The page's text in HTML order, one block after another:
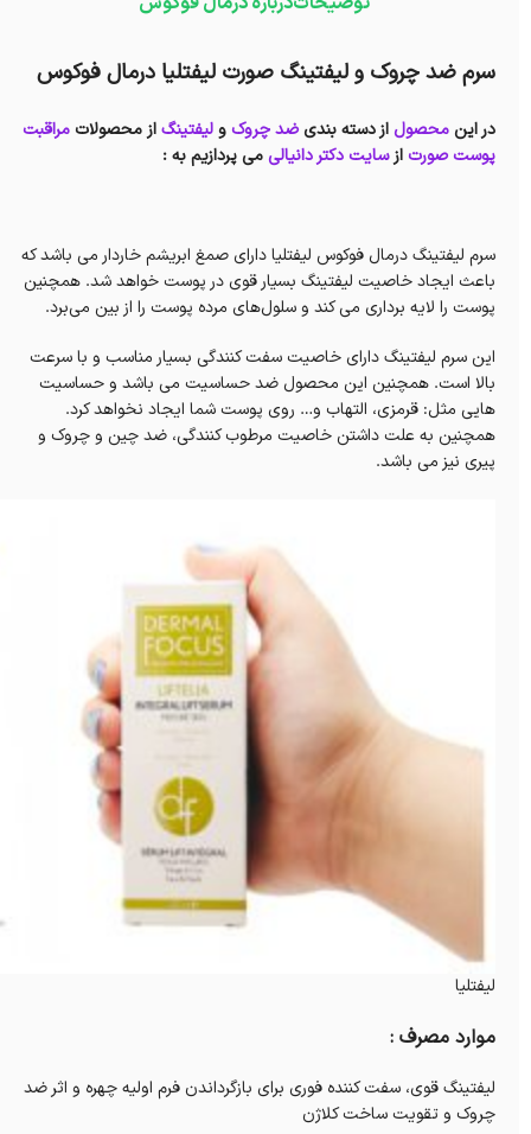
سرم ضد چروک و لیفتینگ صورت لیفتلیا درمال فوکوس
در این محصول از دسته بندی ضد چروکولیفتینگاز محصولات مراقبت
پوست صورت از سایت دکتر دانیالیمی پردازیم به :
سرم لیفتینگ درمال فوکوس لیفتلیا دارای صمغ ابریشم خاردار می باشد که
باعث ایجاد خاصیت لیفتینگ بسیار قوی در پوست خواهد شد. همچنین
پوست را لایه برداری می کند و سلول‌های مرده پوست را از بین می‌برد.
این سرم لیفتینگ دارای خاصیت سفت کنندگی بسیار مناسب و با سرعت
بالا است. همچنین این محصول ضد حساسیت می باشد و حساسیت
هایی مثل: قرمزی، التهاب و… روی پوست شما ایجاد نخواهد کرد.
همچنین به علت داشتن خاصیت مرطوب کنندگی، ضد چین و چروک و
پیری نیز می باشد.
لیفتلیا
موارد مصرف :
لیفتینگ قوی، سفت کننده فوری برای بازگرداندن فرم اولیه چهره و اثر ضد
چروک و تقویت ساخت کلاژن